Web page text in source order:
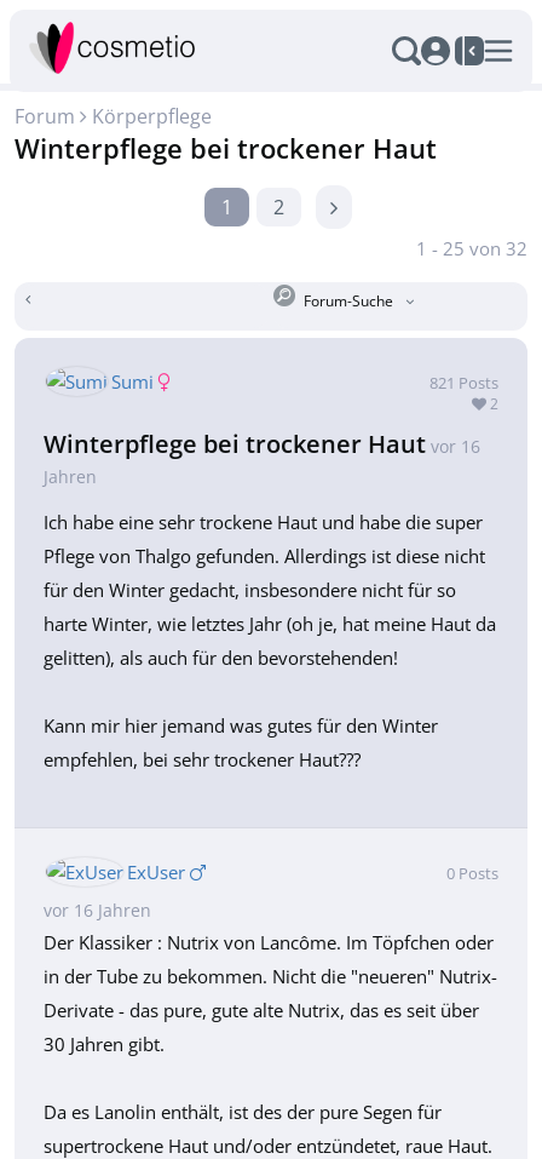
Forum Körperpflege
Winterpflege bei trockener Haut
1 2
1 - 25 von 32
Forum-Suche
Sumi 821 Posts
2
Winterpflege bei trockener Haut vor 16
Jahren
Ich habe eine sehr trockene Haut und habe die super
Pflege von Thalgo gefunden. Allerdings ist diese nicht
für den Winter gedacht, insbesondere nicht für so
harte Winter, wie letztes Jahr (oh je, hat meine Haut da
gelitten), als auch für den bevorstehenden!
Kann mir hier jemand was gutes für den Winter
empfehlen, bei sehr trockener Haut???
ExUser 0 Posts
vor 16 Jahren
Der Klassiker : Nutrix von Lancôme. Im Töpfchen oder
in der Tube zu bekommen. Nicht die "neueren" Nutrix-
Derivate - das pure, gute alte Nutrix, das es seit über
30 Jahren gibt.
Da es Lanolin enthält, ist des der pure Segen für
supertrockene Haut und/oder entzündetet, raue Haut.